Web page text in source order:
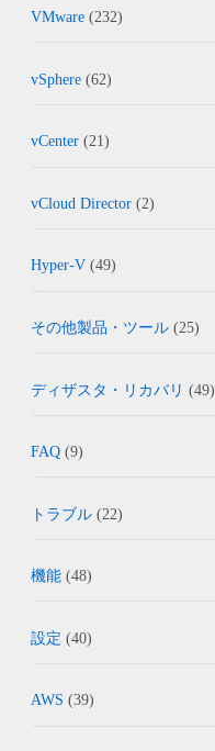
VMware (232)
vSphere (62)
vCenter (21)
vCloud Director (2)
Hyper-V (49)
その他製品・ツール (25)
ディザスタ・リカバリ (49)
FAQ (9)
トラブル (22)
機能 (48)
設定 (40)
AWS (39)